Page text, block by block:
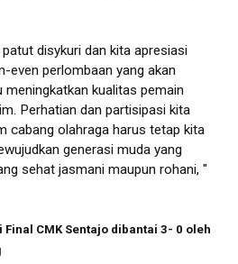
disykuri dan kita apresiasi
even perlombaan yang akan
kualitas pemain
Perhatian dan partisipasi kita
cabang olahraga harus tetap kita
generasi muda yang
sehat jasmani maupun rohani, "
Final CMK Sentajo dibantai 3- 0 oleh